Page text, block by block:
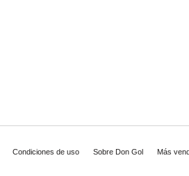
Condiciones de uso Sobre Don Gol
Más